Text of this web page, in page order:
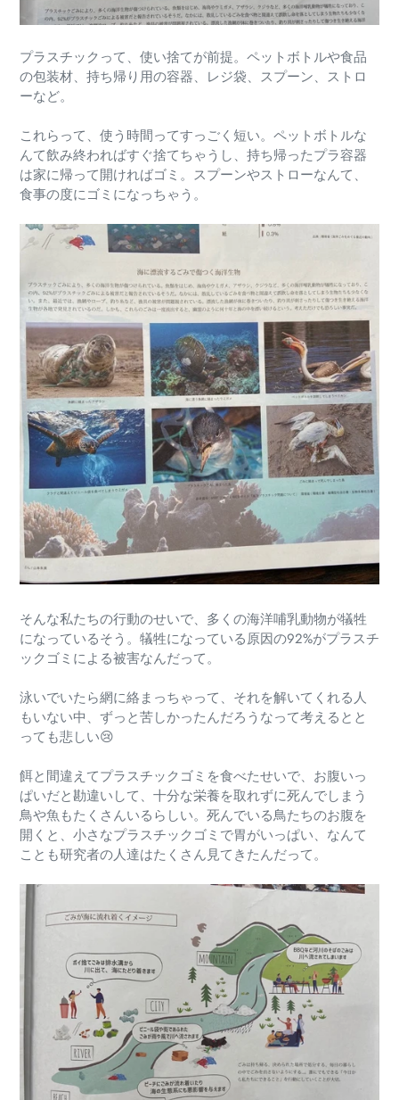
プラスチックって、使い捨てが前提。ペットボトルや食品
の包装材、持ち帰り用の容器、レジ袋、スプーン、ストロ
ーなど。
これらって、使う時間ってすっごく短い。ペットボトルな
んて飲み終わればすぐ捨てちゃうし、持ち帰ったプラ容器
は家に帰って開ければゴミ。スプーンやストローなんて、
食事の度にゴミになっちゃう。
そんな私たちの行動のせいで、多くの海洋哺乳動物が犠牲
になっているそう。犠牲になっている原因の92%がプラスチ
ックゴミによる被害なんだって。
泳いでいたら網に絡まっちゃって、それを解いてくれる人
もいない中、ずっと苦しかったんだろうなって考えるとと
っても悲しい😢
餌と間違えてプラスチックゴミを食べたせいで、お腹いっ
ぱいだと勘違いして、十分な栄養を取れずに死んでしまう
鳥や魚もたくさんいるらしい。死んでいる鳥たちのお腹を
開くと、小さなプラスチックゴミで胃がいっぱい、なんて
ことも研究者の人達はたくさん見てきたんだって。